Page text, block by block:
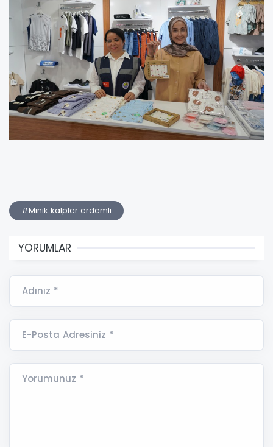
#Minik kalpler erdemli
YORUMLAR
Adınız *
E-Posta Adresiniz *
Yorumunuz *